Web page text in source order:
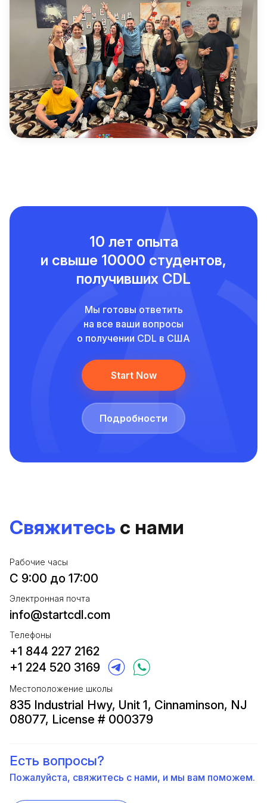
10 лет опыта
и свыше 10000 студентов,
получивших CDL
Мы готовы ответить
на все ваши вопросы
о получении CDL в США
Start Now
Подробности
Свяжитесь с нами
Рабочие часы
С 9:00 до 17:00
Электронная почта
info@startcdl.com
Телефоны
+1 844 227 2162
+1 224 520 3169
Местоположение школы
835 Industrial Hwy, Unit 1, Cinnaminson, NJ
08077, License # 000379
Есть вопросы?
Пожалуйста, свяжитесь с нами, и мы вам поможем.
Ознакомьтесь